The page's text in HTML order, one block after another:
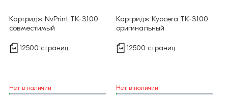
Картридж NvPrint TK-3100
совместимый
12500 страниц
Нет в наличии
Картридж Kyocera TK-3100
оригинальный
12500 страниц
Нет в наличии